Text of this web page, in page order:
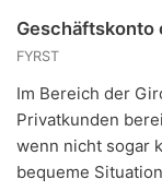
Geschäftskonto
FYRST
Im Bereich der
Privatkunden
wenn nicht sogar
bequeme